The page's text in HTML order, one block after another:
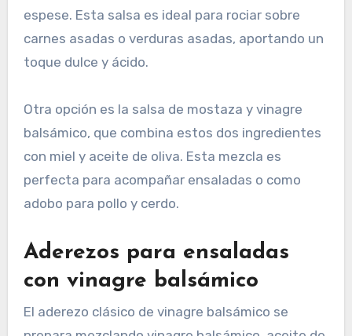
espese. Esta salsa es ideal para rociar sobre
carnes asadas o verduras asadas, aportando un
toque dulce y ácido.
Otra opción es la salsa de mostaza y vinagre
balsámico, que combina estos dos ingredientes
con miel y aceite de oliva. Esta mezcla es
perfecta para acompañar ensaladas o como
adobo para pollo y cerdo.
Aderezos para ensaladas
con vinagre balsámico
El aderezo clásico de vinagre balsámico se